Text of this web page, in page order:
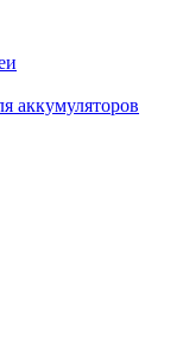
аккумуляторов